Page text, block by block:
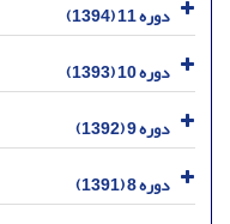
دوره 11 (1394)
دوره 10 (1393)
دوره 9 (1392)
دوره 8 (1391)